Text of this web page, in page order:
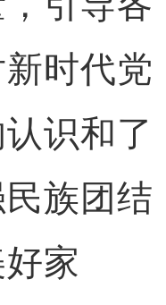
时代党
识和了
族团结
家